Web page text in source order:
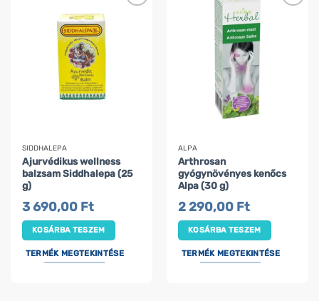
SIDDHALEPA
Ajurvédikus wellness
balzsam Siddhalepa (25
g)
3 690,00 Ft
KOSÁRBA TESZEM
TERMÉK MEGTEKINTÉSE
ALPA
Arthrosan
gyógynövényes kenőcs
Alpa (30 g)
2 290,00 Ft
KOSÁRBA TESZEM
TERMÉK MEGTEKINTÉSE